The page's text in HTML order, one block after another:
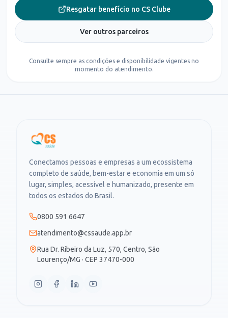
Resgatar benefício no CS Clube
Ver outros parceiros
Consulte sempre as condições e disponibilidade vigentes no
momento do atendimento.
Conectamos pessoas e empresas a um ecossistema
completo de saúde, bem-estar e economia em um só
lugar, simples, acessível e humanizado, presente em
todos os estados do Brasil.
0800 591 6647
atendimento@cssaude.app.br
Rua Dr. Ribeiro da Luz, 570, Centro, São
Lourenço/MG · CEP 37470-000